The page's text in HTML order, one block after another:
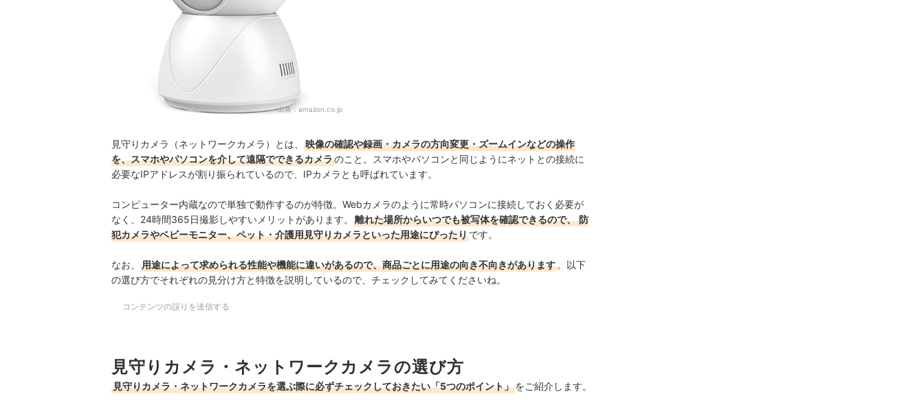
出典： amazon.co.jp
見守りカメラ（ネットワークカメラ）とは、
映像の確認や録画・カメラの方向変更・ズームインなどの操作
を、スマホやパソコンを介して遠隔でできるカメラのこと。スマホやパソコンと同じようにネットとの接続に
必要なIPアドレスが割り振られているので、IPカメラとも呼ばれています。
コンピューター内蔵なので単独で動作するのが特徴。Webカメラのように常時パソコンに接続しておく必要が
なく、24時間365日撮影しやすいメリットがあります。
離れた場所からいつでも被写体を確認できるので、 防
犯カメラやベビーモニター、ペット・介護用見守りカメラといった用途にぴったりです。
なお、 用途によって求められる性能や機能に違いがあるので、商品ごとに用途の向き不向きがあります。以下
の選び方でそれぞれの見分け方と特徴を説明しているので、チェックしてみてくださいね。
コンテンツの誤りを送信する
見守りカメラ・ネットワークカメラの選び方
見守りカメラ・ネットワークカメラを選ぶ際に必ずチェックしておきたい「5つのポイント」をご紹介します。